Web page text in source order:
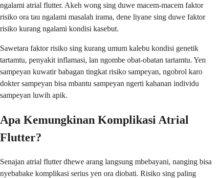
ngalami atrial flutter. Akeh wong sing duwe macem-macem faktor
risiko ora tau ngalami masalah irama, dene liyane sing duwe faktor
risiko kurang ngalami kondisi kasebut.
Sawetara faktor risiko sing kurang umum kalebu kondisi genetik
tartamtu, penyakit inflamasi, lan ngombe obat-obatan tartamtu. Yen
sampeyan kuwatir babagan tingkat risiko sampeyan, ngobrol karo
dokter sampeyan bisa mbantu sampeyan ngerti kahanan individu
sampeyan luwih apik.
Apa Kemungkinan Komplikasi Atrial
Flutter?
Senajan atrial flutter dhewe arang langsung mbebayani, nanging bisa
nyebabake komplikasi serius yen ora diobati. Risiko sing paling